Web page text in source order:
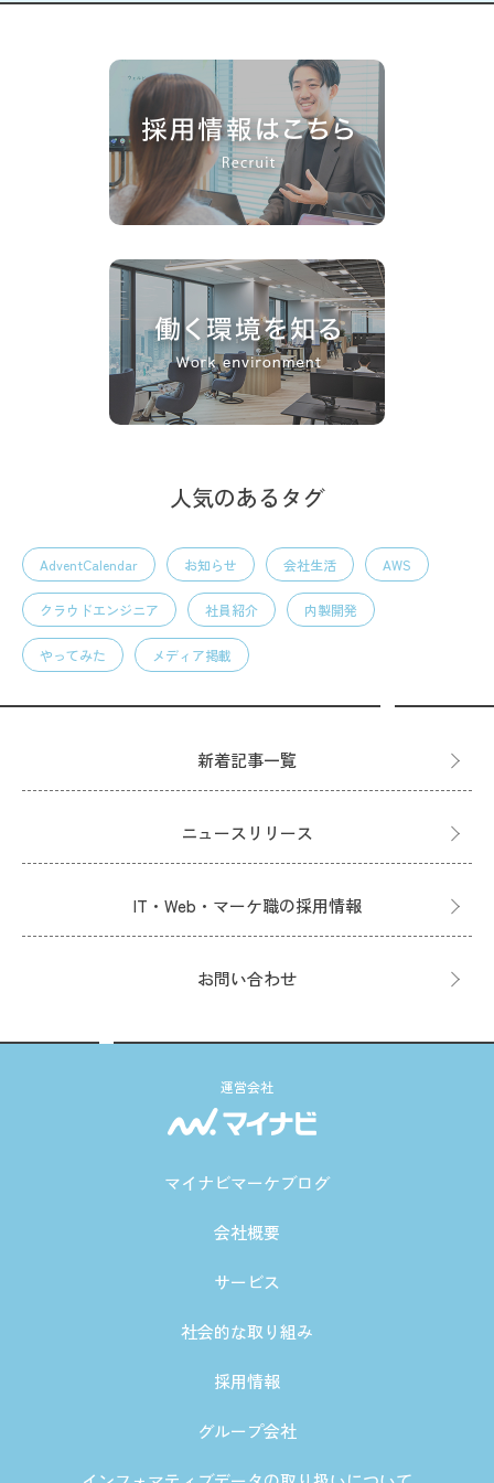
人気のあるタグ
AdventCalendar お知らせ 会社生活 AWS
クラウドエンジニア 社員紹介 内製開発
やってみた メディア掲載
新着記事一覧
ニュースリリース
IT・Web・マーケ職の採用情報
お問い合わせ
運営会社
マイナビマーケブログ
会社概要
サービス
社会的な取り組み
採用情報
グループ会社